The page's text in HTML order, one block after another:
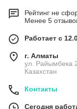
Рейтинг не
Менее 5
Работает с
г. Алматы
ул. Райымбека
Казахстан
Контакты
Сегодня